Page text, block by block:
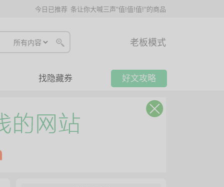
今日已推荐 条让你大喊三声"值!值!值!"的商品
老板模式
找隐藏券 好文攻略